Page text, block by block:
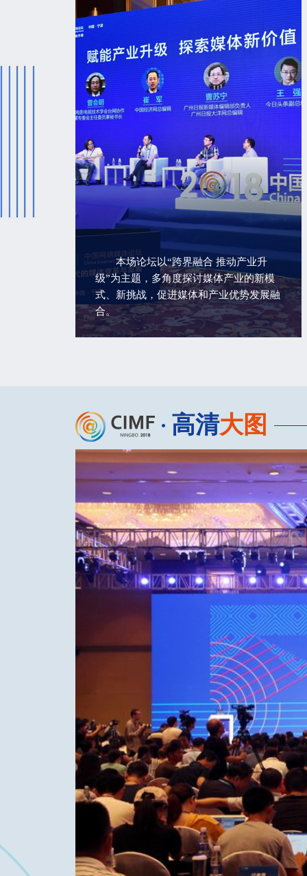
本场论坛以“跨界融合 推动产业升
级”为主题，多角度探讨媒体产业的新模
式、新挑战，促进媒体和产业优势发展融
合。
高清大图